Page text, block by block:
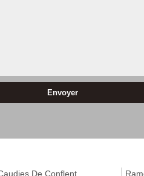
De Conflent